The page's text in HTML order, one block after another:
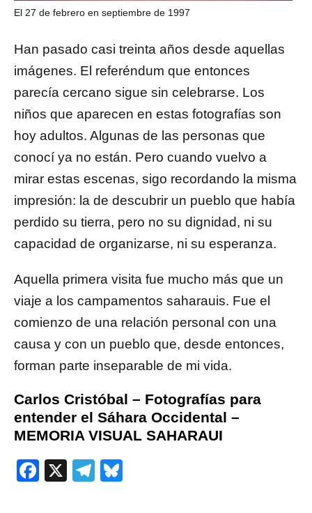
El 27 de febrero en septiembre de 1997
Han pasado casi treinta años desde aquellas
imágenes. El referéndum que entonces
parecía cercano sigue sin celebrarse. Los
niños que aparecen en estas fotografías son
hoy adultos. Algunas de las personas que
conocí ya no están. Pero cuando vuelvo a
mirar estas escenas, sigo recordando la misma
impresión: la de descubrir un pueblo que había
perdido su tierra, pero no su dignidad, ni su
capacidad de organizarse, ni su esperanza.
Aquella primera visita fue mucho más que un
viaje a los campamentos saharauis. Fue el
comienzo de una relación personal con una
causa y con un pueblo que, desde entonces,
forman parte inseparable de mi vida.
Carlos Cristóbal – Fotografías para
entender el Sáhara Occidental –
MEMORIA VISUAL SAHARAUI
Facebook
X Telegram